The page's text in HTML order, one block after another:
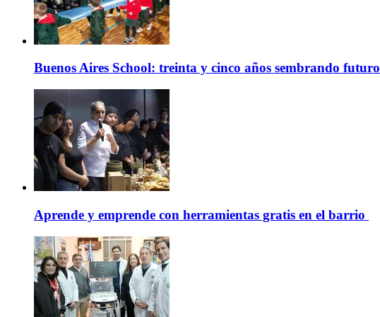
Buenos Aires School: treinta y cinco años sembrando futuro
Aprende y emprende con herramientas gratis en el barrio